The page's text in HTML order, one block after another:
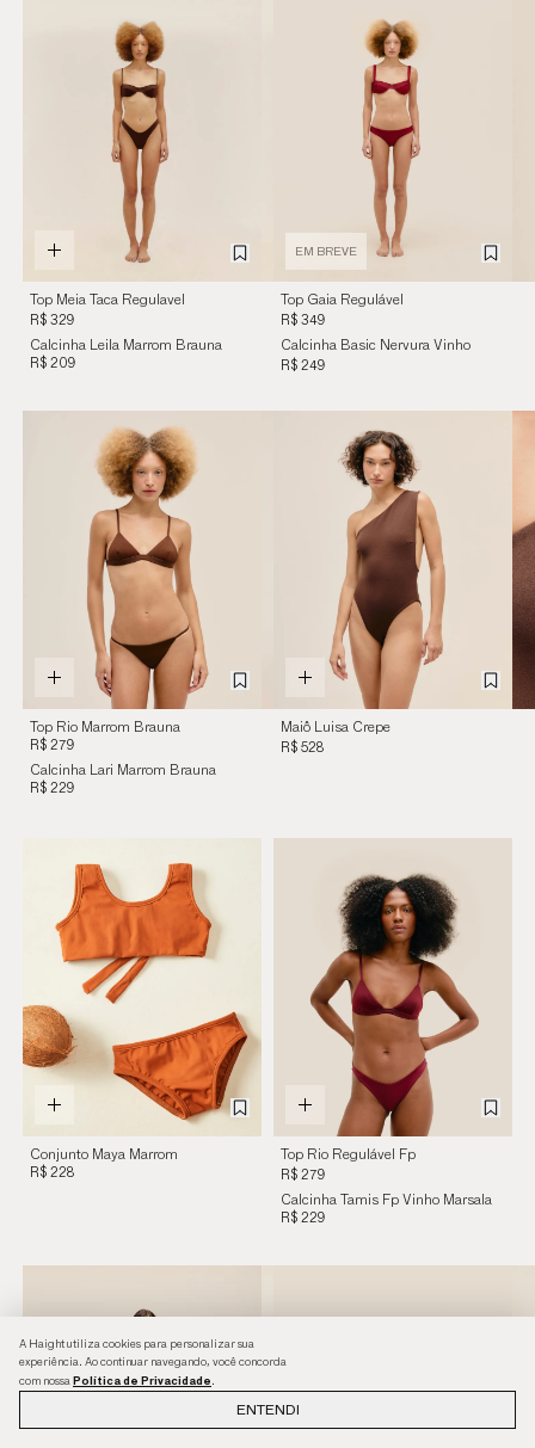
Top Meia Taca Regulavel
Marrom
R$ 329
Calcinha Leila Marrom Brauna
R$ 209
EM BREVE
Top Gaia Regulável
Nervura Vinho Merlot
R$ 349
Calcinha Basic Nervura Vinho
Merlot
R$ 249
Top Rio Marrom Brauna
R$ 279
Calcinha Lari Marrom Brauna
R$ 229
Maiô Luisa Crepe
Marrom Cohiba Marrom
R$ 528
Conjunto Maya Marrom
R$ 228
Top Rio Regulável Fp
Vinho Marsala
R$ 279
Calcinha Tamis Fp Vinho Marsala
R$ 229
A Haight utiliza cookies para personalizar sua
experiência. Ao continuar navegando, você concorda
com nossa Política de Privacidade .
ENTENDI